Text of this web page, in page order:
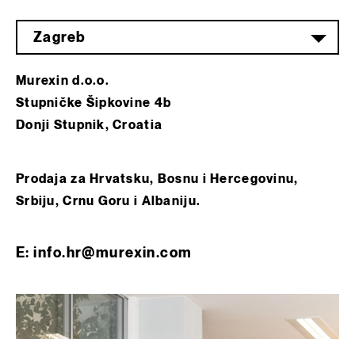
Zagreb
Murexin d.o.o.
Stupničke Šipkovine 4b
Donji Stupnik, Croatia
Prodaja za Hrvatsku, Bosnu i Hercegovinu,
Srbiju, Crnu Goru i Albaniju.
E: info.hr@murexin.com